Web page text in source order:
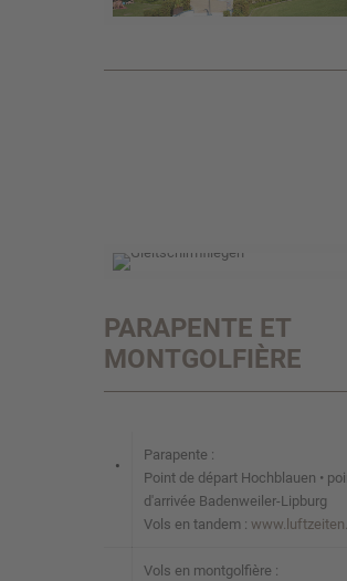
PARAPENTE ET
MONTGOLFIÈRE
•
Parapente :
Point de départ Hochblauen •
d'arrivée Badenweiler-Lipburg
Vols en tandem :
Vols en montgolfière :